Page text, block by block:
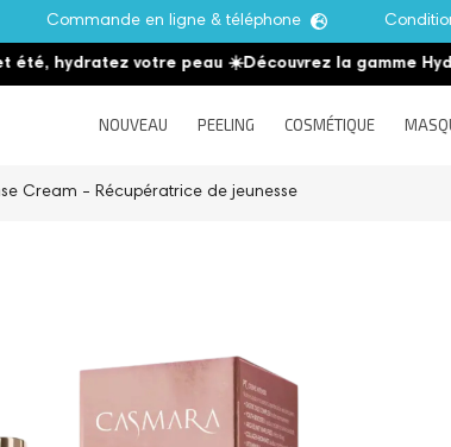
Commande en ligne & téléphone
votre peau ☀️Découvrez la gamme Hydra
NOUVEAU PEELING COSMÉTIQUE
Cream - Récupératrice de jeunesse